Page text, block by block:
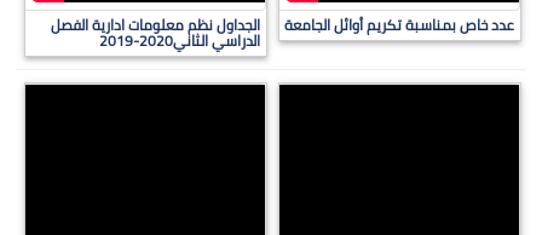
عدد خاص بمناسبة تكريم أوائل الجامعة الجداول نظم معلومات ادارية الفصل
الدراسي الثاني2020-2019